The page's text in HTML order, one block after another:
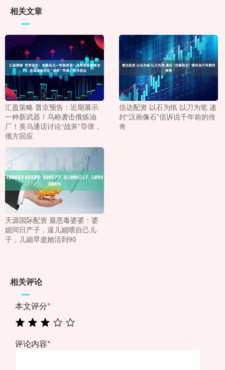
相关文章
汇盈策略 普京预告：近期展示
一种新武器！乌称袭击俄炼油
厂！美乌通话讨论“战斧”导弹，
俄方回应
信达配资 以石为纸 以刀为笔 递
封“汉画像石”信诉说千年前的传
奇
天源国际配资 最恶毒婆婆：婆
媳同日产子，逼儿媳喂自己儿
子，儿媳早逝她活到90
相关评论
本文评分*
评论内容*